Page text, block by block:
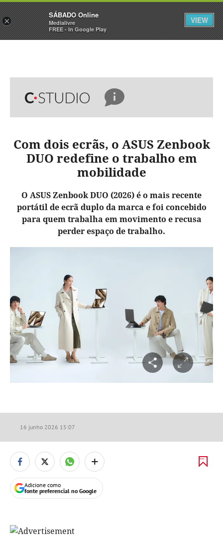
Sábado Assine Iniciar Sessão
Com dois ecrãs, o ASUS Zenbook
DUO redefine o trabalho em
mobilidade
O ASUS Zenbook DUO (2026) é o mais recente
portátil de ecrã duplo da marca e foi concebido
para quem trabalha em movimento e recusa
perder espaço de trabalho.
16 junho 2026 15:07
+
Adicione como
fonte preferencial no Google
×
SÁBADO Online
Medialivre
FREE - In Google Play
VIEW